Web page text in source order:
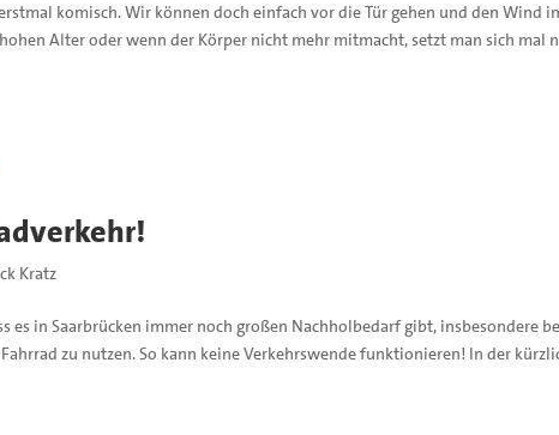
komisch. Wir können doch einfach vor die Tür gehen und den Wind
Alter oder wenn der Körper nicht mehr mitmacht, setzt man sich mal
Kratz
es in Saarbrücken immer noch großen Nachholbedarf gibt, insbesondere
zu nutzen. So kann keine Verkehrswende funktionieren! In der